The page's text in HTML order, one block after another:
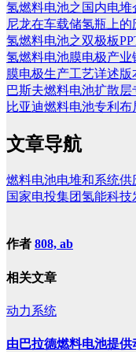
氢燃料电池之国内电堆
尼龙在车载储氢瓶上
氢燃料电池之双极板
氢燃料电池膜电极产业
膜电极生产工艺详述版
巴斯夫燃料电池扩散层
比亚迪燃料电池专利布
文章导航
燃料电池电堆和系统
国家电投集团氢能科
作者 808, ab
相关文章
动力系统
由巴拉德燃料电池提